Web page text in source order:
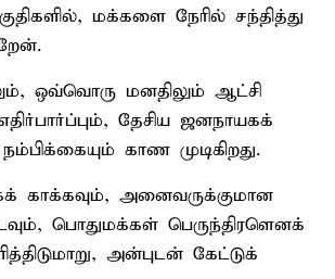
மக்களை நேரில் சந்தித்து
ஒவ்வொரு மனதிலும் ஆட்சி
தேசிய ஜனநாயகக்
காண முடிகிறது.
காக்கவும், அனைவருக்குமான
பொதுமக்கள் பெருந்திரளெனக்
அன்புடன் கேட்டுக்